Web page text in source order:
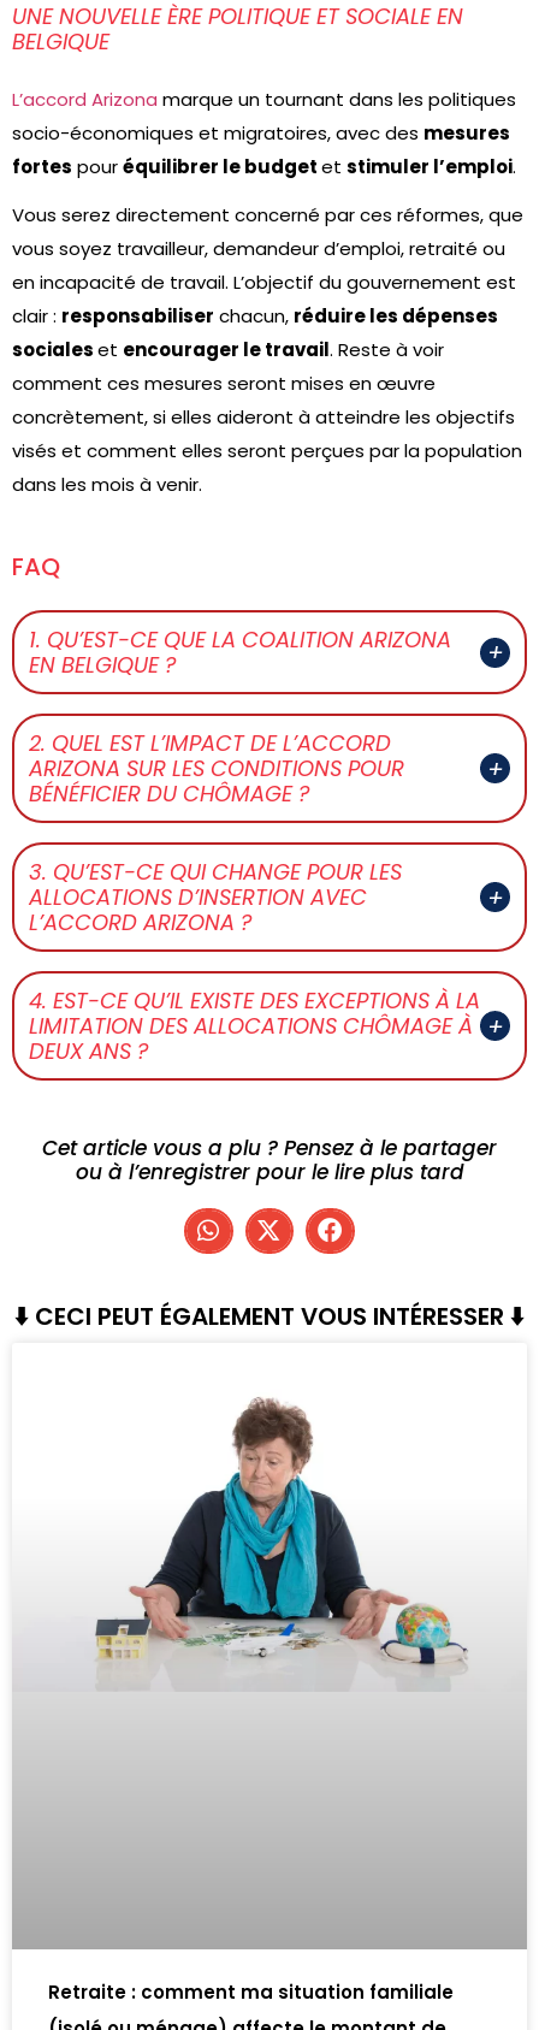
UNE NOUVELLE ÈRE POLITIQUE ET SOCIALE EN
BELGIQUE
L’accord Arizona marque un tournant dans les politiques
socio-économiques et migratoires, avec des mesures
fortes pouréquilibrer le budgetet stimuler l’emploi.
Vous serez directement concerné par ces réformes, que
vous soyez travailleur, demandeur d’emploi, retraité ou
en incapacité de travail. L’objectif du gouvernement est
clair : responsabiliser chacun, réduire les dépenses
socialeset encourager le travail. Reste à voir
comment ces mesures seront mises en œuvre
concrètement, si elles aideront à atteindre les objectifs
visés et comment elles seront perçues par la population
dans les mois à venir.
FAQ
1. QU’EST-CE QUE LA COALITION ARIZONA
EN BELGIQUE ?
2. QUEL EST L’IMPACT DE L’ACCORD
ARIZONA SUR LES CONDITIONS POUR
BÉNÉFICIER DU CHÔMAGE ?
3. QU’EST-CE QUI CHANGE POUR LES
ALLOCATIONS D’INSERTION AVEC
L’ACCORD ARIZONA ?
4. EST-CE QU’IL EXISTE DES EXCEPTIONS À LA
LIMITATION DES ALLOCATIONS CHÔMAGE À
DEUX ANS ?
Cet article vous a plu ? Pensez à le partager
ou à l’enregistrer pour le lire plus tard
⬇️ CECI PEUT ÉGALEMENT VOUS INTÉRESSER ⬇️
Retraite : comment ma situation familiale